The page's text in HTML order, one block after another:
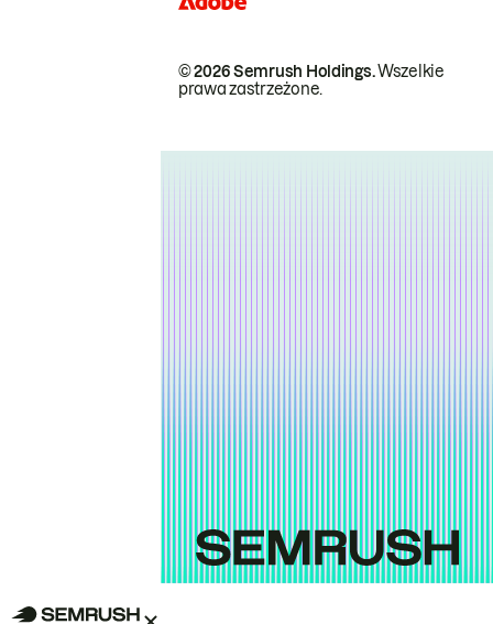
© 2026 Semrush Holdings.Wszelkie
prawa zastrzeżone.